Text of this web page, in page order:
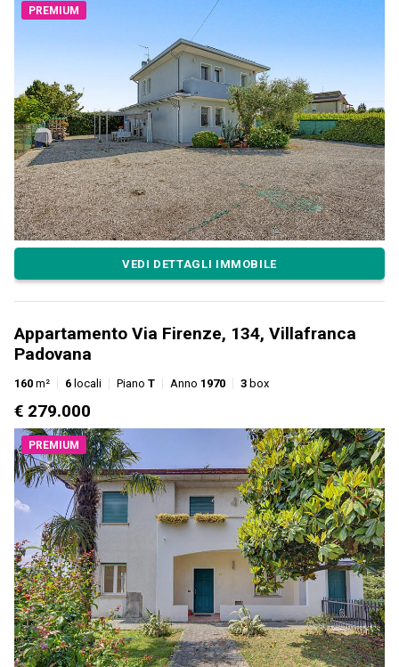
PREMIUM
VEDI DETTAGLI IMMOBILE
Appartamento Via Firenze, 134, Villafranca
Padovana
160 m² 6 locali Piano T Anno 1970 3 box
€ 279.000
PREMIUM